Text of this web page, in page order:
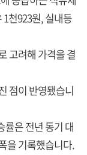
천923원, 실내등
고려해 가격을 결
점이 반영됐습니
률은 전년 동기 대
을 기록했습니다.